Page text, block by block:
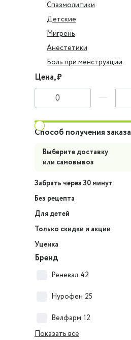
Спазмолитики
Детские
Мигрень
Анестетики
Боль при менструации
Цена, ₽
Способ получения заказа
Выберите доставку
или самовывоз
Забрать через 30 минут
Без рецепта
Для детей
Только скидки и акции
Уценка
Бренд
Реневал 42
Нурофен 25
Велфарм 12
Показать все